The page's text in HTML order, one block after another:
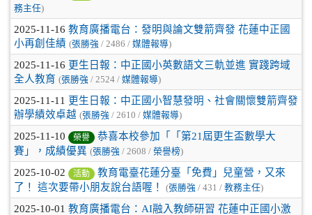
務主任)
2025-11-16 教育廣播電台：發明與論文雙箭齊發 花蓮中正國
小再創佳績 (張勝強 / 2486 / 媒體報導)
2025-11-16 更生日報：中正國小英數語文三軌並進 實踐跨域
全人教育 (張勝強 / 2524 / 媒體報導)
2025-11-11 更生日報：中正國小智慧發明、社會關懷雙箭齊發
辦學績效卓越 (張勝強 / 2610 / 媒體報導)
2025-11-10 榮譽
恭喜本校參加「「第21屆更生盃數學大
賽」，成績優異 (張勝強 / 2608 / 榮譽榜)
2025-10-02 活動
教育電臺花蓮分臺「免費」兒童營，又來
了！ 這次要帶小朋友說台語喔！
(張勝強 / 431 / 教務主任)
2025-10-01 教育廣播電台：AI融入教師研習 花蓮中正國小激